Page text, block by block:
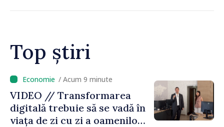
Top știri
/ Acum 4 minute
Guvernul intensifică
măsurile pentru a evita o
criză a apei în Chișinău